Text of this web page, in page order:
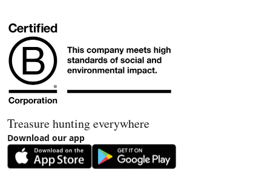
Treasure hunting everywhere
Download our app